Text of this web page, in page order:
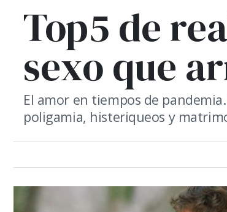
Top5 de
sexo que
El amor en tiempos de
poligamia, histeriqueos y